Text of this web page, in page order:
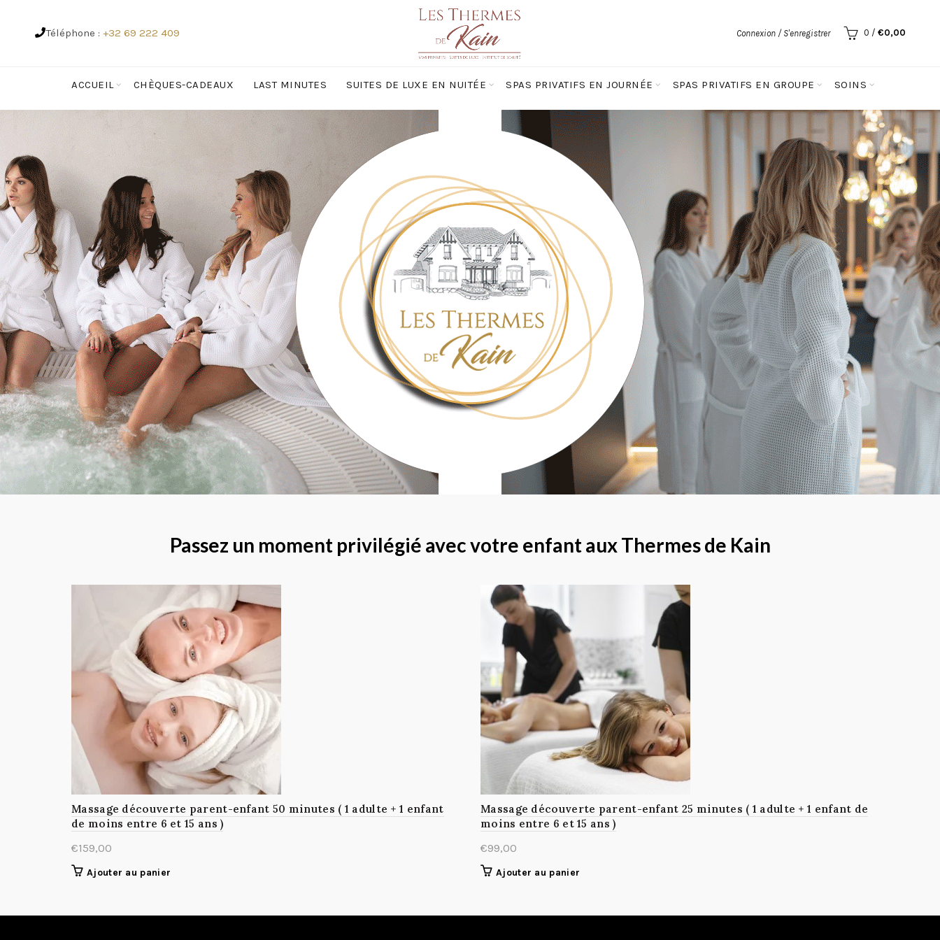
Téléphone : +32 69 222 409 Connexion / S'enregistrer 0 / €0,00
ACCUEIL CHÈQUES-CADEAUX LAST MINUTES SUITES DE LUXE EN NUITÉE SPAS PRIVATIFS EN JOURNÉE SPAS PRIVATIFS EN GROUPE SOINS
COURS COLLECTIFS CONTACT CHÈQUES BIEN-ÊTRE POUR ENTREPRISES LADIES NIGHT 29 SEPTEMBRE
Passez un moment privilégié avec votre enfant aux Thermes de Kain
Massage découverte parent-enfant 50 minutes ( 1 adulte + 1 enfant
de moins entre 6 et 15 ans )
€159,00
Ajouter au panier
Massage découverte parent-enfant 25 minutes ( 1 adulte + 1 enfant de
moins entre 6 et 15 ans )
€99,00
Ajouter au panier